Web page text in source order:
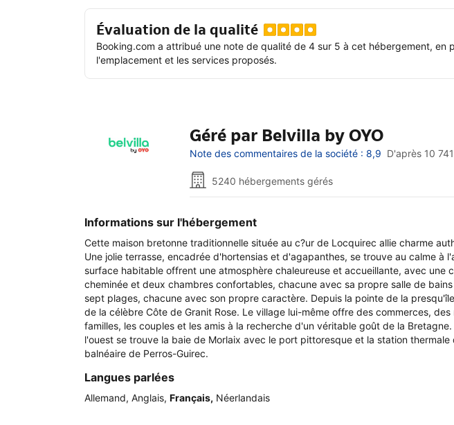
Évaluation de la qualité
Booking.com a attribué une note de qualité de 4 sur 5 à cet hébergement,
l'emplacement et les services proposés.
Géré par Belvilla by OYO
Note des commentaires de la société : 8,9 D'après 10
5240 hébergements gérés
Informations sur l'hébergement
Cette maison bretonne traditionnelle située au c?ur de Locquirec allie charme
Une jolie terrasse, encadrée d'hortensias et d'agapanthes, se trouve au calme à
surface habitable offrent une atmosphère chaleureuse et accueillante, avec
cheminée et deux chambres confortables, chacune avec sa propre salle de
sept plages, chacune avec son propre caractère. Depuis la pointe de la
de la célèbre Côte de Granit Rose. Le village lui-même offre des commerces,
familles, les couples et les amis à la recherche d'un véritable goût de la
l'ouest se trouve la baie de Morlaix avec le port pittoresque et la station
balnéaire de Perros-Guirec.
Langues parlées
Allemand, Anglais, Français, Néerlandais